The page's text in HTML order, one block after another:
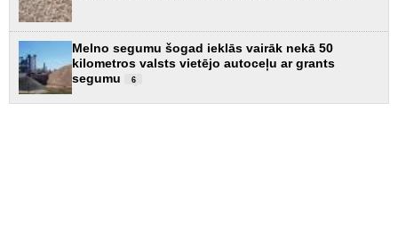
Melno segumu šogad ieklās vairāk nekā 50
kilometros valsts vietējo autoceļu ar grants
segumu
6